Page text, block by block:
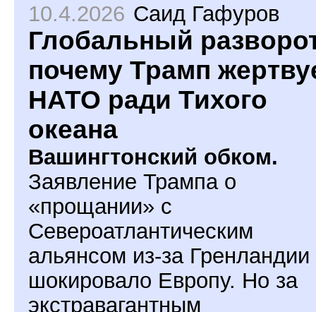
10.4.2026 Саид Гафуров
Глобальный
почему Трамп
НАТО ради Тихого
океана
Вашингтонский обком.
Заявление Трампа о
«прощании» с
Североатлантическим
альянсом из-за Гренландии
шокировало Европу. Но за
экстравагантным